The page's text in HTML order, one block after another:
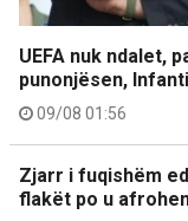
UEFA nuk ndalet,
punonjësen,
09/08 01:56
Zjarr i fuqishëm
flakët po u